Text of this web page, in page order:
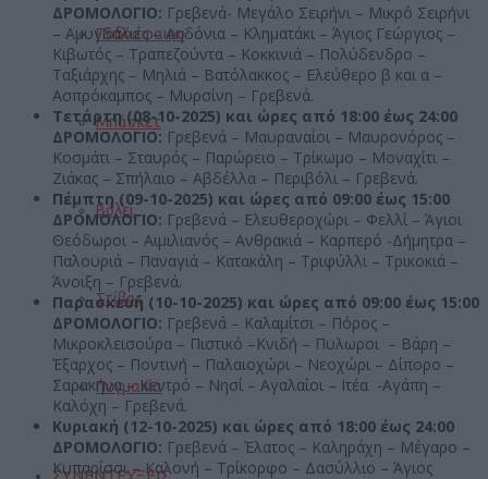
Ποδόσφαιρο
Μπάσκετ
Βόλεϊ
Στίβος
Πυγμαχία
ΣΥΝΕΝΤΕΥΞΕΙΣ
ΔΡΟΜΟΛΟΓΙΟ: Γρεβενά- Μεγάλο Σειρήνι – Μικρό Σειρήνι
– Αμυγδαλιές – Αηδόνια – Κληματάκι – Άγιος Γεώργιος –
Κιβωτός – Τραπεζούντα – Κοκκινιά – Πολύδενδρο –
Ταξιάρχης – Μηλιά – Βατόλακκος – Ελεύθερο β και α –
Ασπρόκαμπος – Μυρσίνη – Γρεβενά.
Τετάρτη (08-10-2025) και ώρες από 18:00 έως 24:00
ΔΡΟΜΟΛΟΓΙΟ: Γρεβενά – Μαυραναίοι – Μαυρονόρος –
Κοσμάτι – Σταυρός – Παρώρειο – Τρίκωμο – Μοναχίτι –
Ζιάκας – Σπήλαιο – Αβδέλλα – Περιβόλι – Γρεβενά.
Πέμπτη (09-10-2025) και ώρες από 09:00 έως 15:00
ΔΡΟΜΟΛΟΓΙΟ: Γρεβενά – Ελευθεροχώρι – Φελλί – Άγιοι
Θεόδωροι – Αιμιλιανός – Ανθρακιά – Καρπερό -Δήμητρα –
Παλουριά – Παναγιά – Κατακάλη – Τριφύλλι – Τρικοκιά –
Άνοιξη – Γρεβενά.
Παρασκευή (10-10-2025) και ώρες από 09:00 έως 15:00
ΔΡΟΜΟΛΟΓΙΟ: Γρεβενά – Καλαμίτσι – Πόρος –
Μικροκλεισούρα – Πιστικό –Κνιδή – Πυλωροι – Βάρη –
Έξαρχος – Ποντινή – Παλαιοχώρι – Νεοχώρι – Δίπορο –
Σαρακήνα – Κεντρό – Νησί – Αγαλαίοι – Ιτέα -Αγάπη –
Καλόχη – Γρεβενά.
Κυριακή (12-10-2025) και ώρες από 18:00 έως 24:00
ΔΡΟΜΟΛΟΓΙΟ: Γρεβενά – Έλατος – Καληράχη – Μέγαρο –
Κυπαρίσσι – Καλονή – Τρίκορφο – Δασύλλιο – Άγιος